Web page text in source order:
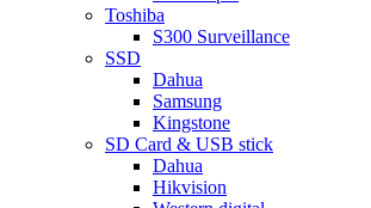
Toshiba
S300 Surveillance
SSD
Dahua
Samsung
Kingstone
SD Card & USB stick
Dahua
Hikvision